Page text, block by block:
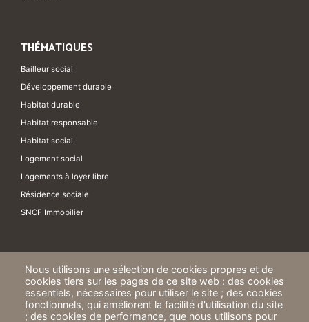
Nous utilisons une sélection de cookies propres et de
cookies tiers sur les pages de ce site web : des cookies
essentiels, nécessaires pour utiliser le site ; des cookies
fonctionnels, qui améliorent la facilité d'utilisation du site
; des cookies de performance, que nous utilisons pour
THÉMATIQUES
Bailleur social
Développement durable
Habitat durable
Habitat responsable
Habitat social
Logement social
Logements à loyer libre
Résidence sociale
SNCF Immobilier
ICF Habitat